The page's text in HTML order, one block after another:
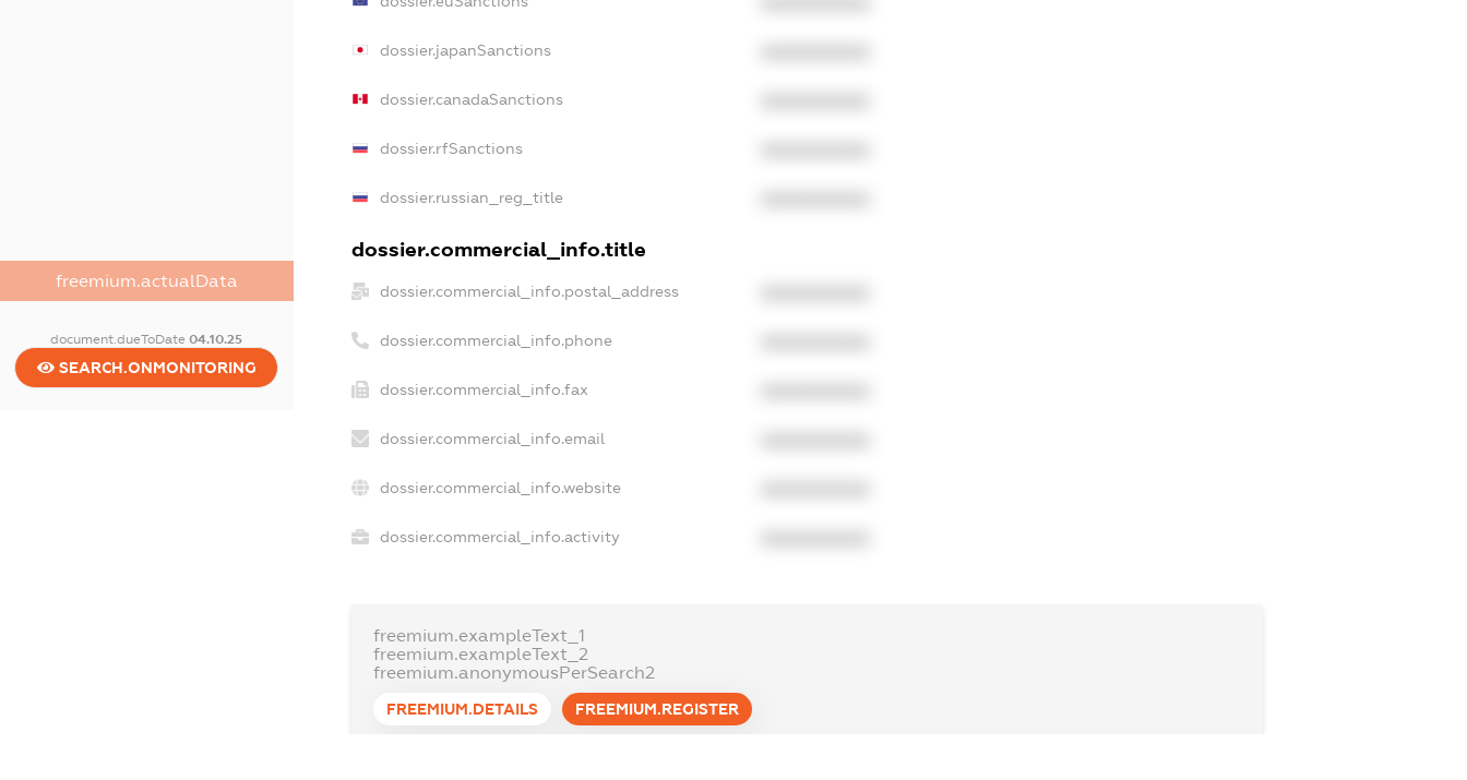
freemium.actualData
document.dueToDate04.10.25
SEARCH.ONMONITORING
dossier.japanSanctions
dossier.canadaSanctions
dossier.rfSanctions
dossier.russian_reg_title
dossier.commercial_info.title
dossier.commercial_info.postal_address
dossier.commercial_info.phone
dossier.commercial_info.fax
dossier.commercial_info.email
dossier.commercial_info.website
dossier.commercial_info.activity
freemium.exampleText_1
freemium.exampleText_2
freemium.anonymousPerSearch2
FREEMIUM.DETAILS FREEMIUM.REGISTER